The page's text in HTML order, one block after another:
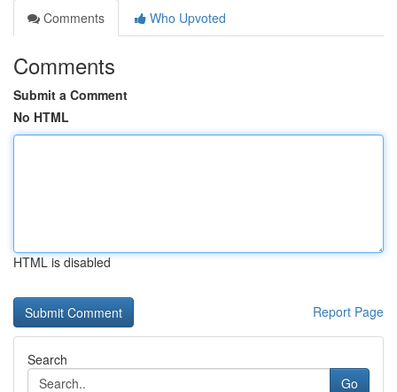
Comments
Who Upvoted
Comments
Submit a Comment
No HTML
HTML is disabled
Report Page
Search
Go